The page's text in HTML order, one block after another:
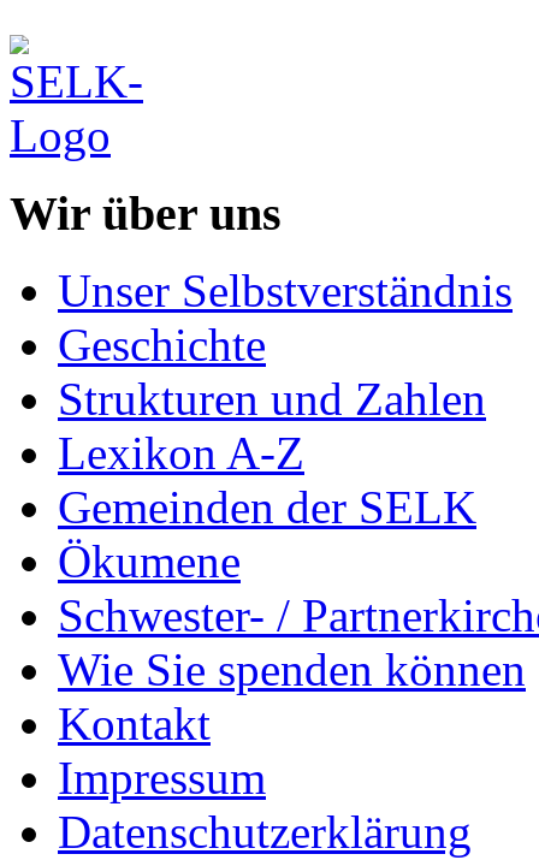
Wir über uns
Unser Selbstverständnis
Geschichte
Strukturen und Zahlen
Lexikon A-Z
Gemeinden der SELK
Ökumene
Schwester- /
Wie Sie spenden können
Kontakt
Impressum
Datenschutzerklärung